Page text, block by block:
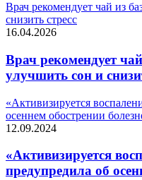
Врач рекомендует чай из
снизить стресс
16.04.2026
Врач рекомендует
улучшить сон и
«Активизируется
осеннем обострении
12.09.2024
«Активизируется
предупредила об